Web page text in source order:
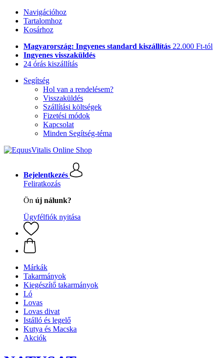
Navigációhoz
Tartalomhoz
Kosárhoz
Magyarország: Ingyenes standard kiszállítás 22.000 Ft-tól
Ingyenes visszaküldés
24 órás kiszállítás
Segítség
Hol van a rendelésem?
Visszaküldés
Szállítási költségek
Fizetési módok
Kapcsolat
Minden Segítség-téma
Bejelentkezés
Feliratkozás
Ön új nálunk?
Ügyfélfiók nyitása
Márkák
Takarmányok
Kiegészítő takarmányok
Ló
Lovas
Lovas divat
Istálló és legelő
Kutya és Macska
Akciók